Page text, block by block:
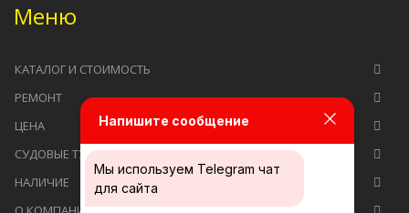
Меню
КАТАЛОГ И СТОИМОСТЬ
РЕМОНТ
ЦЕНА
СУДОВЫЕ ТУРБОКОМПРЕССОРЫ
НАЛИЧИЕ
Напишите сообщение
Мы используем Telegram чат
для сайта